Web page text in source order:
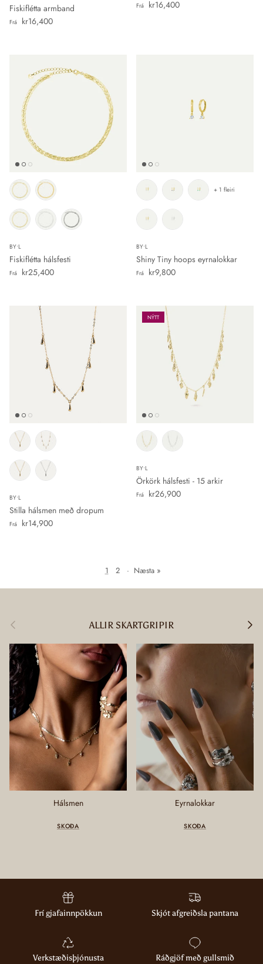
Fiskiflétta armband
Verð
Frá kr16,400
Verð
Frá kr16,400
BY•L
Fiskiflétta hálsfesti
Verð
Frá kr25,400
BY•L
Shiny Tiny hoops eyrnalokkar
Verð
Frá kr9,800
+ 1 fleiri
BY•L
Stilla hálsmen með dropum
Verð
Frá kr14,900
NÝTT
BY•L
Örkörk hálsfesti - 15 arkir
Verð
Frá kr26,900
1 2 · Næsta »
Fyrri ALLIR SKARTGRIPIR Næsta
Hálsmen
SKOÐA
Eyrnalokkar
SKOÐA
Frí gjafainnpökkun Skjót afgreiðsla pantana
Verkstæðisþjónusta Ráðgjöf með gullsmið